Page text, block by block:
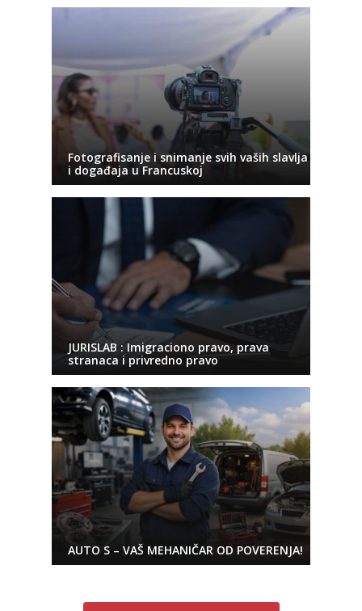
Fotografisanje i snimanje svih vaših slavlja
i događaja u Francuskoj
JURISLAB : Imigraciono pravo, prava
stranaca i privredno pravo
AUTO S – VAŠ MEHANIČAR OD POVERENJA!